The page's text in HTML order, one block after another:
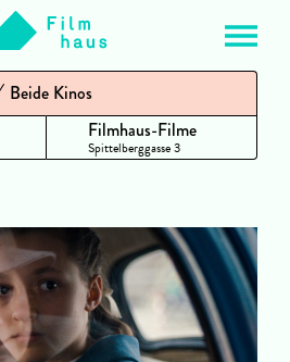
Beide Kinos
Filmhaus-Filme
Spittelberggasse 3